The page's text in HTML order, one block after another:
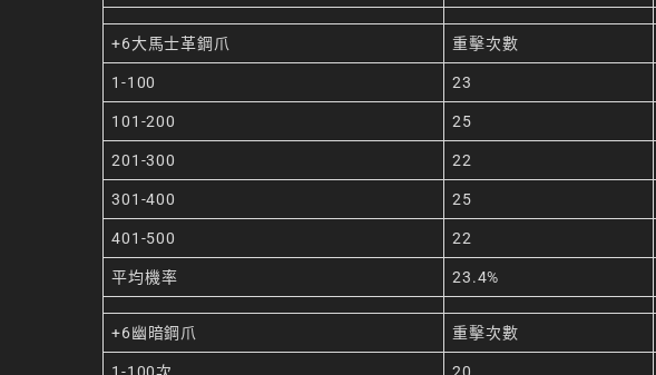
+6大馬士革鋼爪 重擊次數
1-100 23
101-200 25
201-300 22
301-400 25
401-500 22
平均機率 23.4%
+6幽暗鋼爪 重擊次數
1-100次 20